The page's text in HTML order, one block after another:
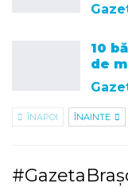
10
de
ÎNAPOI ÎNAINTE